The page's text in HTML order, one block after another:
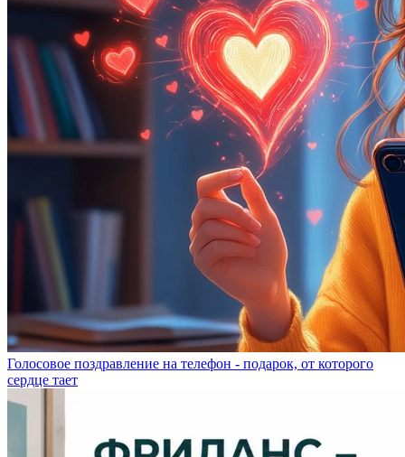
Голосовое поздравление на телефон - подарок, от которого
сердце тает